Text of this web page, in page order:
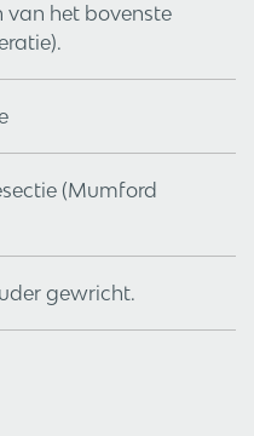
van het bovenste
(Mumford
gewricht.